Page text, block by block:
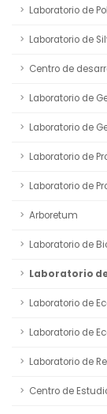
Laboratorio de
Laboratorio de
Centro de
Laboratorio de
Laboratorio de
Laboratorio de
Laboratorio de
Arboretum
Laboratorio de
Laboratorio
Laboratorio de
Laboratorio de
Laboratorio de
Centro de